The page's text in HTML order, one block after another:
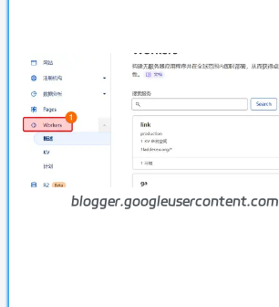
blogger.googleusercontent.com